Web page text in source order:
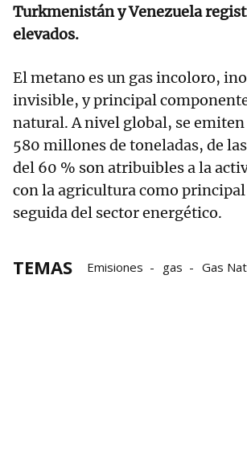
Turkmenistán y Venezuela
elevados.
El metano es un gas incoloro,
invisible, y principal
natural. A nivel global, se emiten
580 millones de toneladas, de
del 60 % son atribuibles a la
con la agricultura como
seguida del sector energético.
TEMAS Emisiones gas
Gas